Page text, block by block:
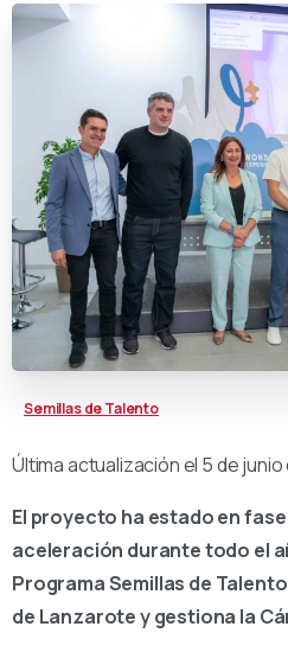
Semillas de Talento
Última actualización el 5 de junio
El proyecto ha estado en
aceleración durante todo el
Programa Semillas de
de Lanzarote y gestiona la